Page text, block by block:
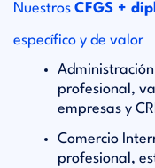
Nuestros CFGS +
específico y de valor
profesional,
empresas y
Comercio
profesional,